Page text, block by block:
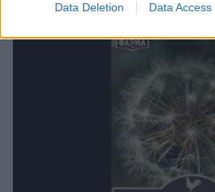
Data Deletion Data Access